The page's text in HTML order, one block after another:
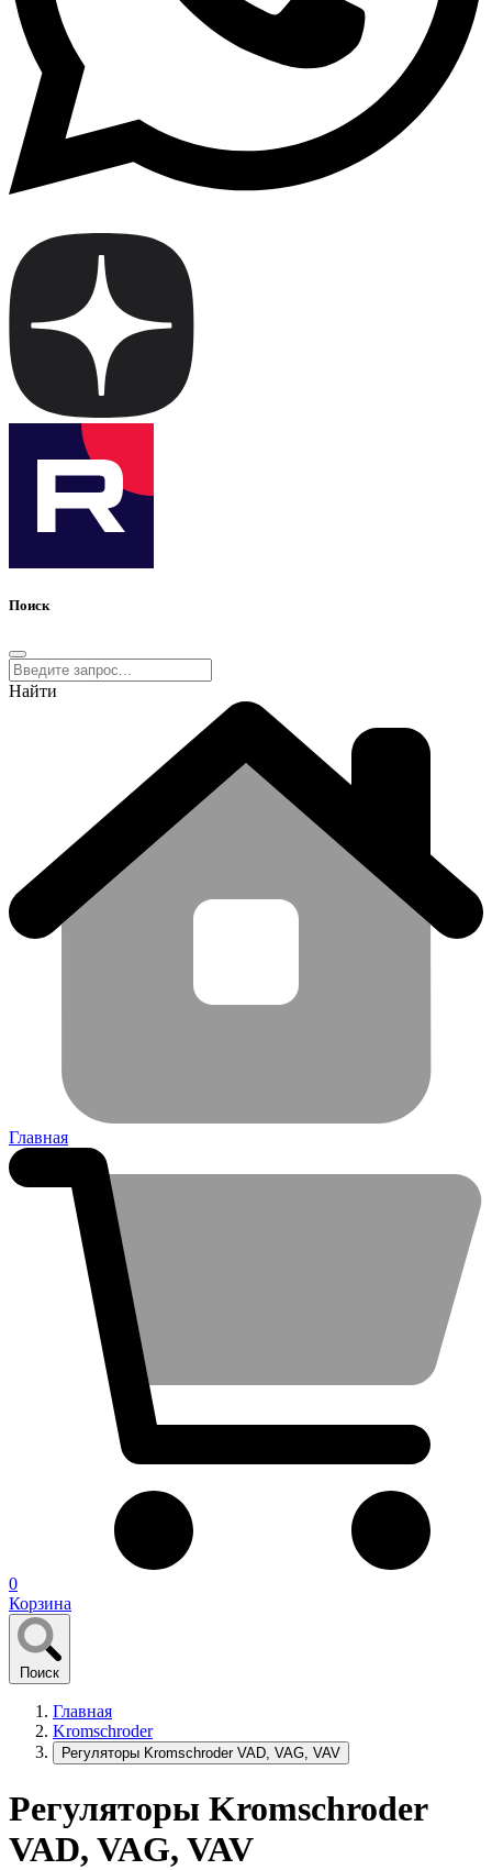
Поиск
Найти
Главная
0
Корзина
Поиск
Главная
Kromschroder
Регуляторы Kromschroder VAD, VAG, VAV
Регуляторы Kromschroder
VAD, VAG, VAV